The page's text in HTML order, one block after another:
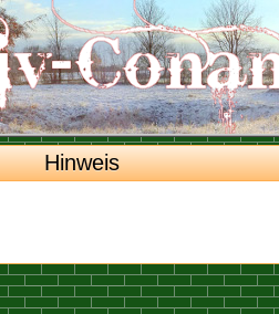
Hinweis